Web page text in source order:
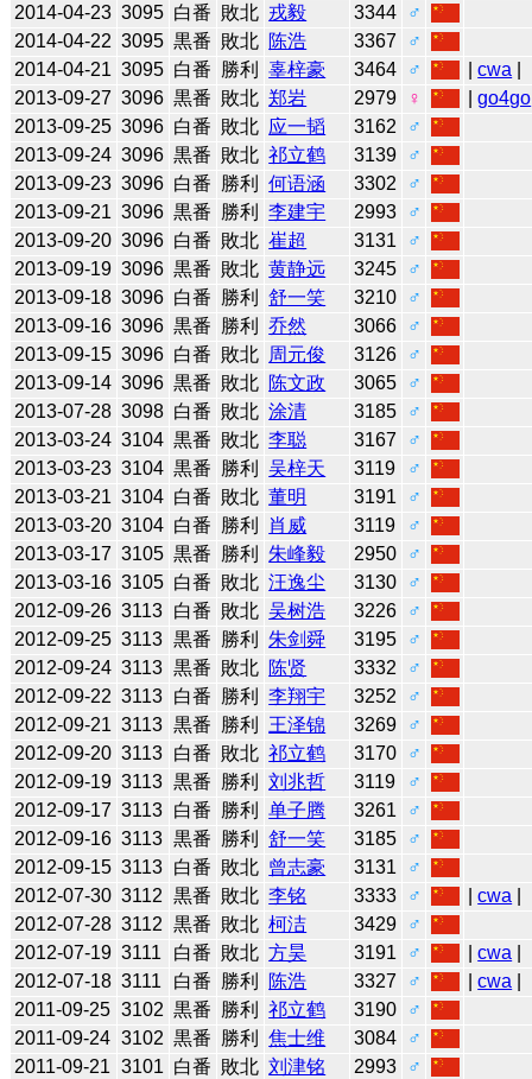
2014-04-23 3095 白番 敗北 戎毅 3344
♂
2014-04-22 3095 黒番 敗北 陈浩 3367
♂
2014-04-21 3095 白番 勝利 辜梓豪 3464 ♂ |cwa
2013-09-27 3096 黒番 敗北 郑岩 2979 ♀ |go4go
2013-09-25 3096 白番 敗北 应一韬 3162
♂
2013-09-24 3096 黒番 敗北 祁立鹤 3139
♂
2013-09-23 3096 白番 勝利 何语涵 3302
♂
2013-09-21 3096 黒番 勝利 李建宇 2993
♂
2013-09-20 3096 白番 敗北 崔超 3131
♂
2013-09-19 3096 黒番 敗北 黄静远 3245
♂
2013-09-18 3096 白番 勝利 舒一笑 3210
♂
2013-09-16 3096 黒番 勝利 乔然 3066
♂
2013-09-15 3096 白番 敗北 周元俊 3126
♂
2013-09-14 3096 黒番 敗北 陈文政 3065
♂
2013-07-28 3098 白番 敗北 涂清 3185
♂
2013-03-24 3104 黒番 敗北 李聪 3167
♂
2013-03-23 3104 黒番 勝利 吴梓天 3119
♂
2013-03-21 3104 白番 敗北 董明 3191
♂
2013-03-20 3104 白番 勝利 肖威 3119
♂
2013-03-17 3105 黒番 勝利 朱峰毅 2950
♂
2013-03-16 3105 白番 敗北 汪逸尘 3130
♂
2012-09-26 3113 白番 敗北 吴树浩 3226
♂
2012-09-25 3113 黒番 勝利 朱剑舜 3195
♂
2012-09-24 3113 黒番 敗北 陈贤 3332
♂
2012-09-22 3113 白番 勝利 李翔宇 3252
♂
2012-09-21 3113 黒番 勝利 王泽锦 3269
♂
2012-09-20 3113 白番 敗北 祁立鹤 3170
♂
2012-09-19 3113 黒番 勝利 刘兆哲 3119
♂
2012-09-17 3113 白番 勝利 单子腾 3261
♂
2012-09-16 3113 黒番 勝利 舒一笑 3185
♂
2012-09-15 3113 白番 敗北 曾志豪 3131
♂
2012-07-30 3112 黒番 敗北 李铭 3333 ♂ |cwa
2012-07-28 3112 黒番 敗北 柯洁 3429
♂
2012-07-19 3111 白番 敗北 方昊 3191 ♂ |cwa
2012-07-18 3111 白番 勝利 陈浩 3327 ♂ |cwa
2011-09-25 3102 黒番 勝利 祁立鹤 3190
♂
2011-09-24 3102 黒番 勝利 焦士维 3084
♂
2011-09-21 3101 白番 敗北 刘津铭 2993 ♂